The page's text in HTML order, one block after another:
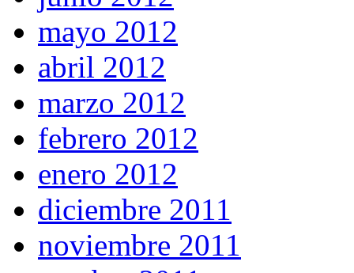
mayo 2012
abril 2012
marzo 2012
febrero 2012
enero 2012
diciembre 2011
noviembre 2011